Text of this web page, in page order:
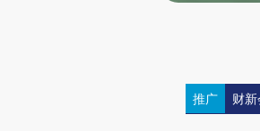
推广 财